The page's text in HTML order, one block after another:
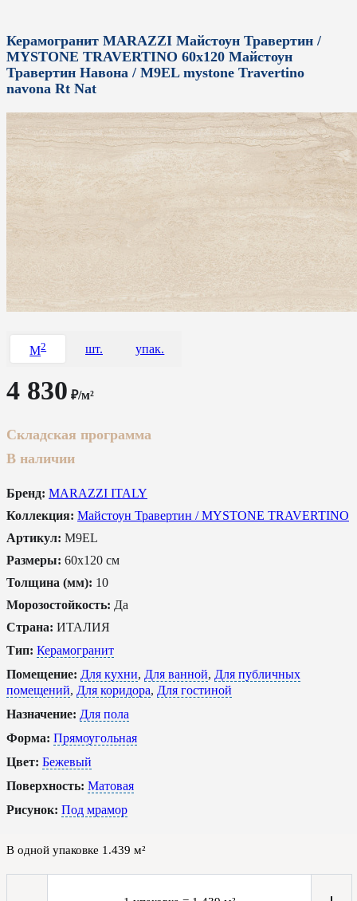
Керамогранит MARAZZI Майстоун Травертин /
MYSTONE TRAVERTINO 60x120 Майстоун
Травертин Навона / M9EL mystone Travertino
navona Rt Nat
M2 шт. упак.
4 830 ₽/м²
Складская программа
В наличии
Бренд: MARAZZI ITALY
Коллекция: Майстоун Травертин / MYSTONE TRAVERTINO
Артикул: M9EL
Размеры: 60x120 см
Толщина (мм): 10
Морозостойкость: Да
Страна: ИТАЛИЯ
Тип: Керамогранит
Помещение: Для кухни, Для ванной, Для публичных
помещений, Для коридора, Для гостиной
Назначение: Для пола
Форма: Прямоугольная
Цвет: Бежевый
Поверхность: Матовая
Рисунок: Под мрамор
В одной упаковке 1.439 м²